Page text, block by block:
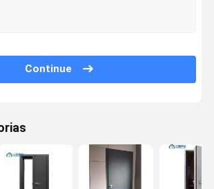
Continue